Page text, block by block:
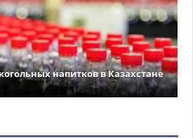
напитков в Казахстане